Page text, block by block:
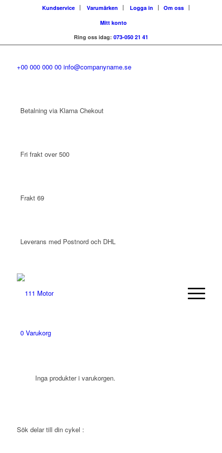
Kundservice Varumärken Logga in
Om oss
Mitt konto
Ring oss idag: 073-050 21 41
+00 000 000 00 info@companyname.se
Betalning via Klarna Chekout
Fri frakt over 500
Frakt 69
Leverans med Postnord och DHL
0 Varukorg
Inga produkter i varukorgen.
Sök delar till din cykel :